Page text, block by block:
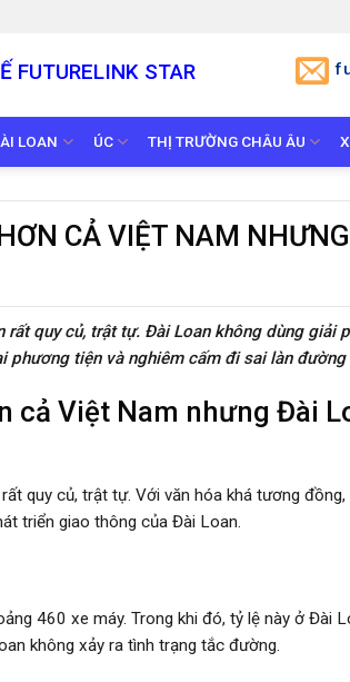
FUTURELINK STAR
LOAN ÚC THỊ TRƯỜNG CHÂU ÂU
CẢ VIỆT NAM
quy củ, trật tự. Đài Loan không dùng giải
phương tiện và nghiêm cấm đi sai làn đường
cả Việt Nam nhưng Đài
quy củ, trật tự. Với văn hóa khá tương đồng,
triển giao thông của Đài Loan.
460 xe máy. Trong khi đó, tỷ lệ này ở Đài
không xảy ra tình trạng tắc đường.